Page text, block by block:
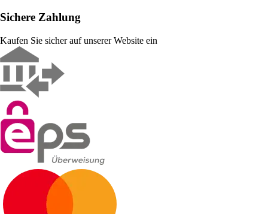
Sichere Zahlung
Kaufen Sie sicher auf unserer Website ein